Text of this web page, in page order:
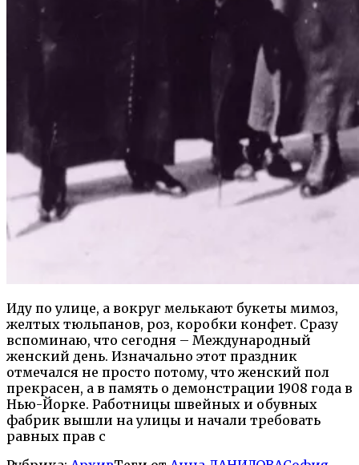
Иду по улице, а вокруг мелькают букеты мимоз,
желтых тюльпанов, роз, коробки конфет. Сразу
вспоминаю, что сегодня – Международный
женский день. Изначально этот праздник
отмечался не просто потому, что женский пол
прекрасен, а в память о демонстрации 1908 года в
Нью-Йорке. Работницы швейных и обувных
фабрик вышли на улицы и начали требовать
равных прав с